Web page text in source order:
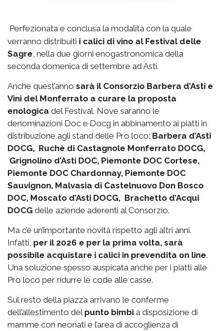
Perfezionata e conclusa la modalità con la quale
verranno distribuiti i calici di vino al Festival delle
Sagre , nella due giorni enogastronomica della
seconda domenica di settembre ad Asti.
Anche quest’anno sarà il Consorzio Barbera d’Asti e
Vini del Monferrato a curare la proposta
enologica del Festival. Nove saranno le
denominazioni Doc e Docg in abbinamento ai piatti in
distribuzione agli stand delle Pro loco: Barbera d’Asti
DOCG, Ruchè di Castagnole Monferrato DOCG,
Grignolino d’Asti DOC, Piemonte DOC Cortese,
Piemonte DOC Chardonnay, Piemonte DOC
Sauvignon, Malvasia di Castelnuovo Don Bosco
DOC, Moscato d’Asti DOCG, Brachetto d’Acqui
DOCG delle aziende aderenti al Consorzio.
Ma c’è un’importante novità rispetto agli altri anni.
Infatti, per il 2026 e per la prima volta, sarà
possibile acquistare i calici in prevendita on line.
Una soluzione spesso auspicata anche per i piatti alle
Pro loco per ridurre le code alle casse.
Sul resto della piazza arrivano le conferme
dell’allestimento del punto bimbi a disposizione di
mamme con neonati e l’area di accoglienza di